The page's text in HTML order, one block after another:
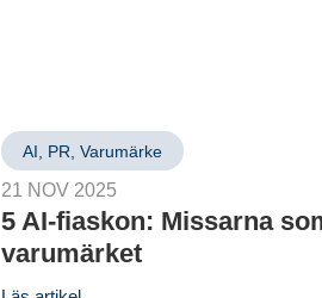
AI PR Varumärke
21 NOV 2025
5 AI-fiaskon: Missarna
varumärket